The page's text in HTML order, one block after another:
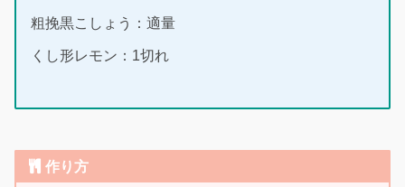
粗挽黒こしょう：適量
くし形レモン：1切れ
作り方